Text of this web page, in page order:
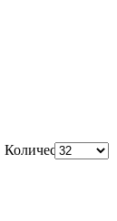
Количество: